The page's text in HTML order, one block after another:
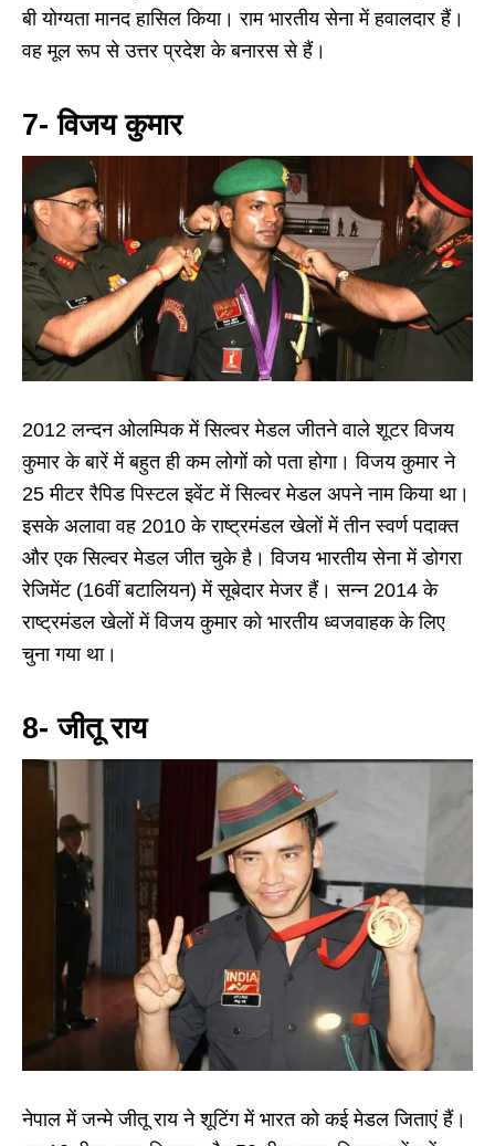
बी योग्यता मानद हासिल किया। राम भारतीय सेना में हवालदार हैं।
वह मूल रूप से उत्तर प्रदेश के बनारस से हैं।
7- विजय कुमार
2012 लन्दन ओलम्पिक में सिल्वर मेडल जीतने वाले शूटर विजय
कुमार के बारें में बहुत ही कम लोगों को पता होगा। विजय कुमार ने
25 मीटर रैपिड पिस्टल इवेंट में सिल्वर मेडल अपने नाम किया था।
इसके अलावा वह 2010 के राष्ट्रमंडल खेलों में तीन स्वर्ण पदाक्त
और एक सिल्वर मेडल जीत चुके है। विजय भारतीय सेना में डोगरा
रेजिमेंट (16वीं बटालियन) में सूबेदार मेजर हैं। सन्न 2014 के
राष्ट्रमंडल खेलों में विजय कुमार को भारतीय ध्वजवाहक के लिए
चुना गया था।
8- जीतू राय
नेपाल में जन्मे जीतू राय ने शूटिंग में भारत को कई मेडल जिताएं हैं।